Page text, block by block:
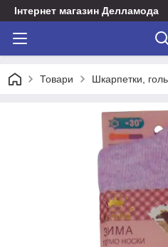
Інтернет магазин Делламода
Товари Шкарпетки,